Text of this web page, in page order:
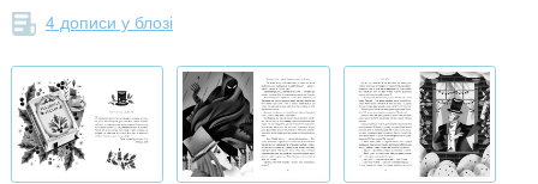
4 дописи у блозі